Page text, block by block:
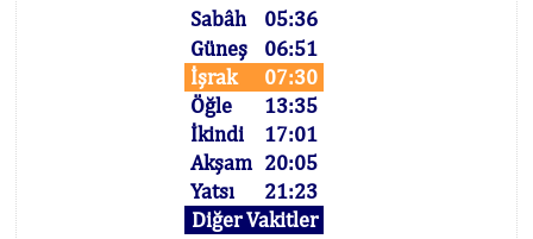
Sabâh
05:36
Güneş
06:51
İşrak
07:30
Öğle
13:35
İkindi
17:01
Akşam 20:05
Yatsı
21:23
Diğer Vakitler